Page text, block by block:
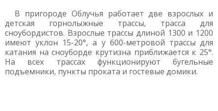
В пригороде Облучья работает две взрослых и
детская горнолыжные трассы, трасса для
сноубордистов. Взрослые трассы длиной 1300 и 1200
имеют уклон 15-20°, а у 600-метровой трассы для
катания на сноуборде крутизна приближается к 25°.
На всех трассах функционируют бугельные
подъемники, пункты проката и гостевые домики.